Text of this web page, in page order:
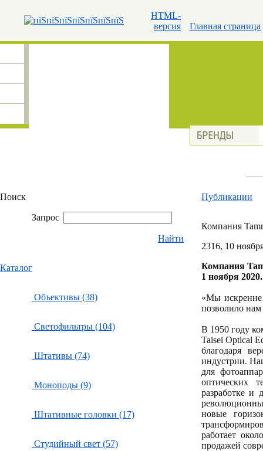
HTML-
версия
Главная страница
Поиск
Запрос
Найти
Каталог
Объективы (38)
Светофильтры (104)
Штативы (74)
Моноподы (9)
Штативные головки (17)
Студийный свет (57)
Публикации
Компания
2316, 10
Компания
1 ноября 2020.
«Мы искренне
позволило нам
В 1950 году
Taisei Optical
благодаря
индустрии.
для
оптических
разработке и
новые
работает
продажей